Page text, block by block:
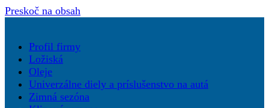
Preskoč na obsah
Profil firmy
Ložiská
Oleje
Univerzálne diely a príslušenstvo na autá
Zimná sezóna